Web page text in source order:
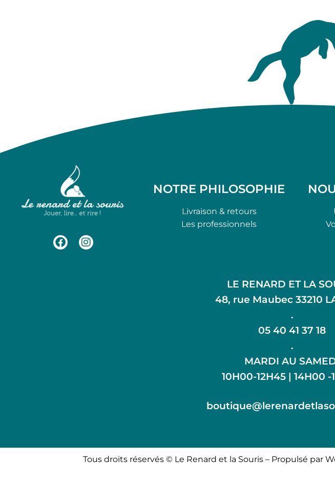
NOTRE PHILOSOPHIE
Livraison & retours
Les professionnels
LE RENARD ET LA
48, rue Maubec 33210
.
05 40 41 37 18
.
MARDI AU
10H00-12H45 | 14H00 -
Tous droits réservés © Le Renard et la Souris – Propulsé par